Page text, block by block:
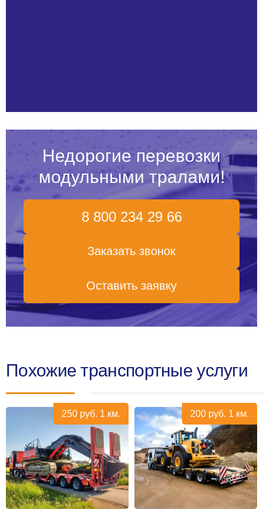
Недорогие перевозки
модульными тралами!
8 800 234 29 66
Заказать звонок
Оставить заявку
Похожие транспортные услуги
250 руб. 1 км. 200 руб. 1 км.